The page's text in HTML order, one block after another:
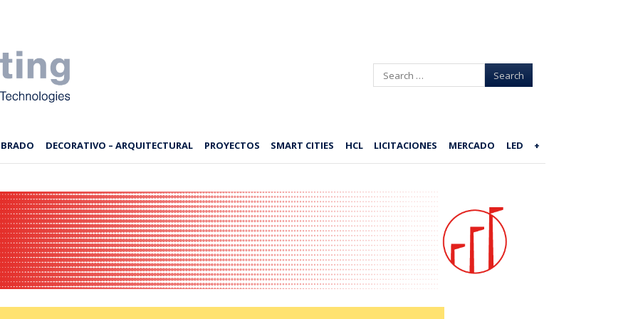
Search
DECORATIVO – ARQUITECTURAL PROYECTOS SMART CITIES HCL LICITACIONES MERCADO LED +